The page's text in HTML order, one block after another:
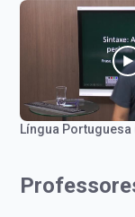
Língua Portuguesa